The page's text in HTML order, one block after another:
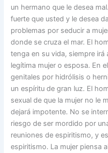
un hermano que le desea
fuerte que usted y le desea
problemas por seducir a
donde se cruza el mar. El
tenga en su vida, siempre
legítima mujer o esposa. En
genitales por hidrólisis o
un espíritu de gran luz. El
sexual de que la mujer no le
dejará impotente. No se
riesgo de ser mordido por
reuniones de espiritismo, y
espiritismo. La mujer piensa